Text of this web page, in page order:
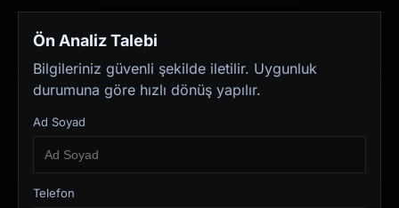
Ön Analiz Talebi
Bilgileriniz güvenli şekilde iletilir. Uygunluk
durumuna göre hızlı dönüş yapılır.
Ad Soyad
Telefon